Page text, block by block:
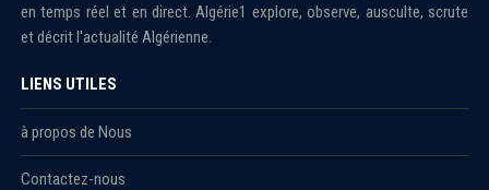
en temps réel et en direct. Algérie1 explore, observe, ausculte, scrute
et décrit l'actualité Algérienne.
LIENS UTILES
à propos de Nous
Contactez-nous